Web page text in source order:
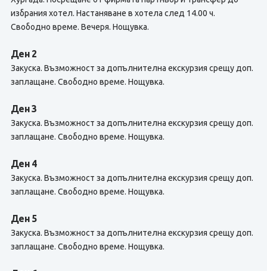
избрания хотел. Настаняване в хотела след 14.00 ч.
Свободно време. Вечеря. Нощувка.
Ден 2
Закуска. Възможност за допълнителна екскурзия срещу доп.
заплащане. Свободно време. Нощувка.
Ден 3
Закуска. Възможност за допълнителна екскурзия срещу доп.
заплащане. Свободно време. Нощувка.
Ден 4
Закуска. Възможност за допълнителна екскурзия срещу доп.
заплащане. Свободно време. Нощувка.
Ден 5
Закуска. Възможност за допълнителна екскурзия срещу доп.
заплащане. Свободно време. Нощувка.